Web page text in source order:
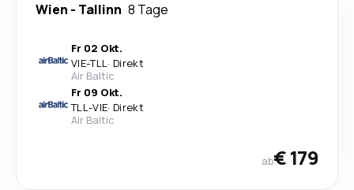
Wien - Tallinn 8 Tage
Fr 02 Okt.
VIE-TLL· Direkt
Air Baltic
Fr 09 Okt.
TLL-VIE· Direkt
Air Baltic
ab€ 179